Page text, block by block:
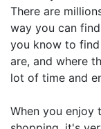
There are
way you can
you know to
are, and where
lot of time and
When you enjoy